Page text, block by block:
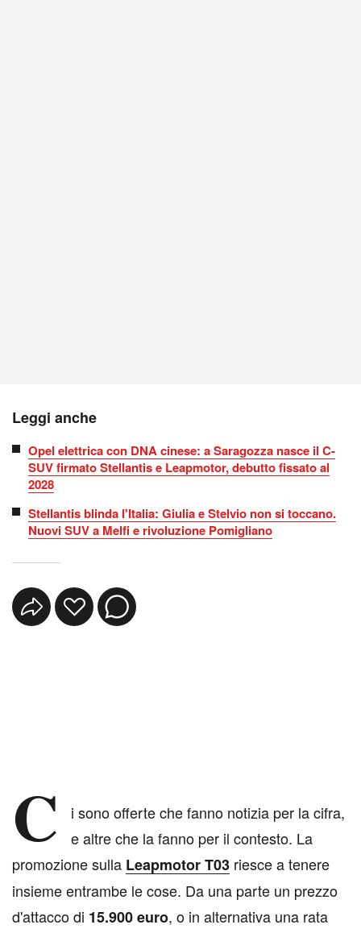
Leggi anche
Opel elettrica con DNA cinese: a Saragozza nasce il C-
SUV firmato Stellantis e Leapmotor, debutto fissato al
2028
Stellantis blinda l'Italia: Giulia e Stelvio non si toccano.
Nuovi SUV a Melfi e rivoluzione Pomigliano
C
i sono offerte che fanno notizia per la cifra,
e altre che la fanno per il contesto. La
promozione sulla Leapmotor T03 riesce a tenere
insieme entrambe le cose. Da una parte un prezzo
d'attacco di 15.900 euro, o in alternativa una rata